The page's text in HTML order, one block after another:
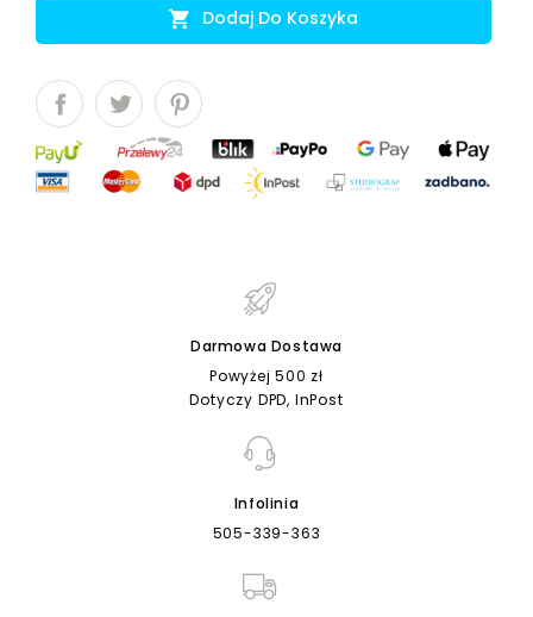
 Dodaj Do Koszyka
Darmowa Dostawa
Powyżej 500 zł
Dotyczy DPD, InPost
Infolinia
505-339-363